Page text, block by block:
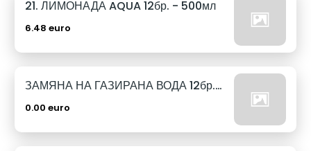
21. ЛИМОНАДА AQUA 12бр. - 500мл
6.48 euro
ЗАМЯНА НА ГАЗИРАНА ВОДА 12бр. - 500мл
0.00 euro